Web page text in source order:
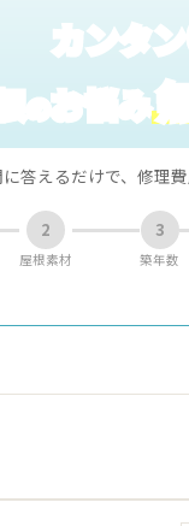
カンタン
のお悩み
答えるだけで、修理
2
屋根素材
3
築年数